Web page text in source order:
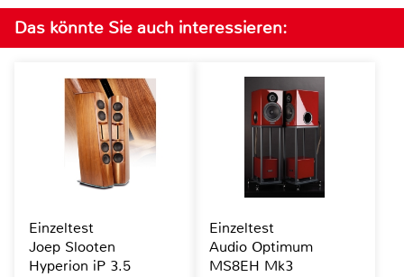
Das könnte Sie auch interessieren:
Einzeltest
Joep Slooten
Hyperion iP 3.5
Einzeltest
Audio Optimum
MS8EH Mk3